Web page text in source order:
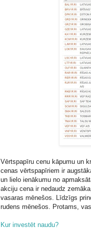
Vērtspapīru cenu kāpumu un
cenas vērtspapīriem ir
un lielo ienākumu no
akciju cena ir nedaudz
vasaras mēnešos. Līdzīgs
rudens mēnešos. Protams,
Kur investēt naudu?